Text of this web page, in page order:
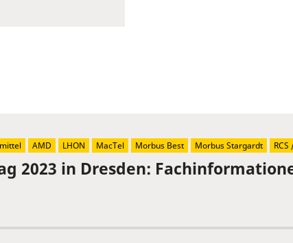
2023 in Dresden:
AMD LHON MacTel Morbus Best Morbus Stargardt RCS